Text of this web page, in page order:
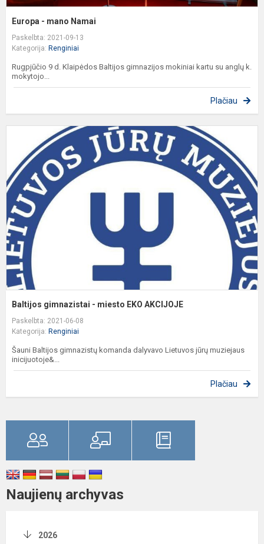
Europa - mano Namai
Paskelbta: 2021-09-13
Kategorija: Renginiai
Rugpjūčio 9 d. Klaipėdos Baltijos gimnazijos mokiniai kartu su anglų k.
mokytojo...
Plačiau
Baltijos gimnazistai - miesto EKO AKCIJOJE
Paskelbta: 2021-06-08
Kategorija: Renginiai
Šauni Baltijos gimnazistų komanda dalyvavo Lietuvos jūrų muziejaus
inicijuotoje&...
Plačiau
Naujienų archyvas
2026